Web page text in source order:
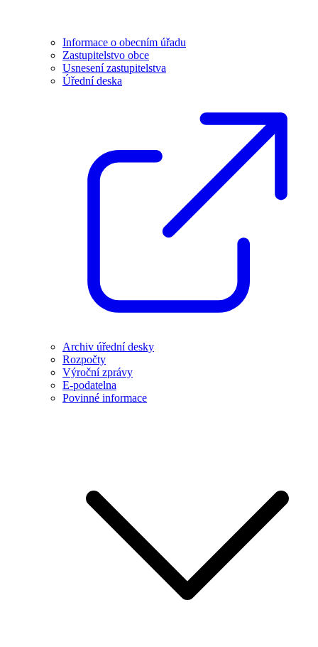
Informace o obecním úřadu
Zastupitelstvo obce
Usnesení zastupitelstva
Úřední deska
Archiv úřední desky
Rozpočty
Výroční zprávy
E-podatelna
Povinné informace